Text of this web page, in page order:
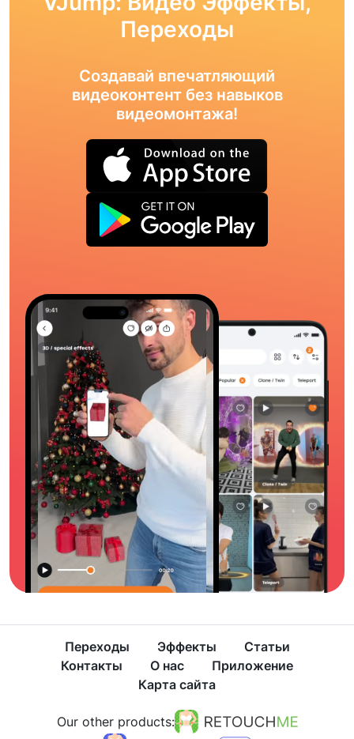
Переходы
Создавай впечатляющий
видеоконтент без навыков
видеомонтажа!
Переходы Эффекты
Статьи
Контакты
О нас
Приложение
Карта сайта
Our other products: